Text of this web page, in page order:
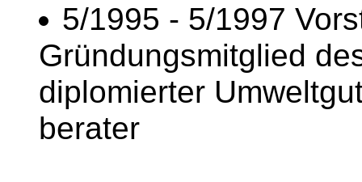
5/1995 - 5/1997
Gründungsmitglied
diplomierter
berater